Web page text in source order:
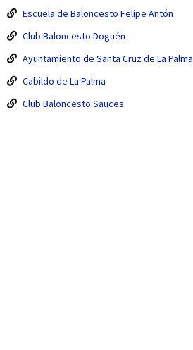
Escuela de Baloncesto Felipe Antón
Club Baloncesto Doguén
Ayuntamiento de Santa Cruz de La Palma
Cabildo de La Palma
Club Baloncesto Sauces